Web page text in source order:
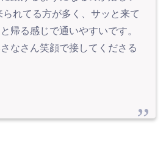
れてる方が多く、サッと来て
帰る感じで通いやすいです。
なさん笑顔で接してくださる